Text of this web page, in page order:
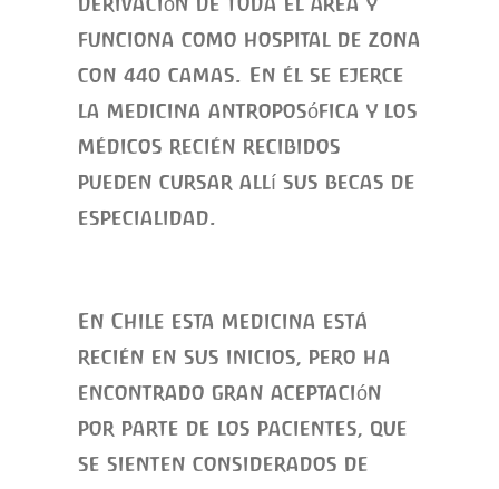
funciona como hospital de zona
con 440 camas. En él se ejerce
la medicina antroposófica y los
médicos recién recibidos
pueden cursar allí sus becas de
especialidad.
En Chile esta medicina está
recién en sus inicios, pero ha
encontrado gran aceptación
por parte de los pacientes, que
se sienten considerados de